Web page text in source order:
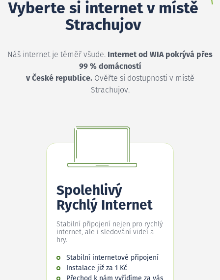
Vyberte si internet v místě
Strachujov
Náš internet je téměř všude. Internet od WIA pokrývá přes
99 % domácností
v České republice.Ověřte si dostupnosti v místě
Strachujov.
Spolehlivý
Rychlý Internet
Stabilní připojení nejen pro rychlý
internet, ale i sledování videí a
hry.
Stabilní internetové připojení
Instalace již za 1 Kč
Přechod k nám vyřídíme za vás